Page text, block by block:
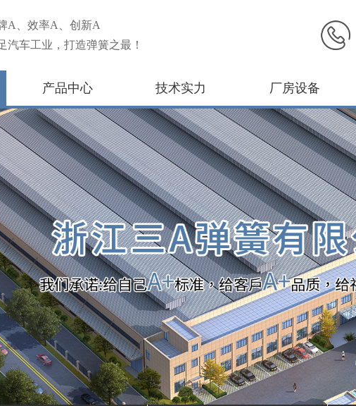
A、效率A、创新A
汽车工业，打造弹簧之最！
产品中心 技术实力 厂房设备